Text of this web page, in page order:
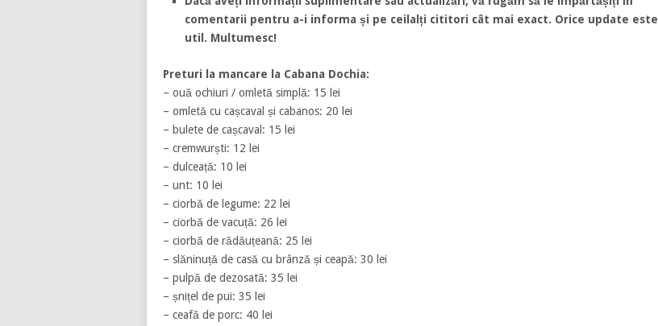
comentarii pentru a-i informa și pe ceilalți cititori cât mai exact. Orice update este
util. Multumesc!
Preturi la mancare la Cabana Dochia:
– ouă ochiuri / omletă simplă: 15 lei
– omletă cu cașcaval și cabanos: 20 lei
– bulete de cașcaval: 15 lei
– cremwurști: 12 lei
– dulceață: 10 lei
– unt: 10 lei
– ciorbă de legume: 22 lei
– ciorbă de vacuță: 26 lei
– ciorbă de rădăuțeană: 25 lei
– slăninuță de casă cu brânză și ceapă: 30 lei
– pulpă de dezosată: 35 lei
– șnițel de pui: 35 lei
– ceafă de porc: 40 lei